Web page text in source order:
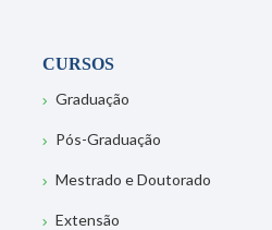
CURSOS
Graduação
Pós-Graduação
Mestrado e Doutorado
Extensão